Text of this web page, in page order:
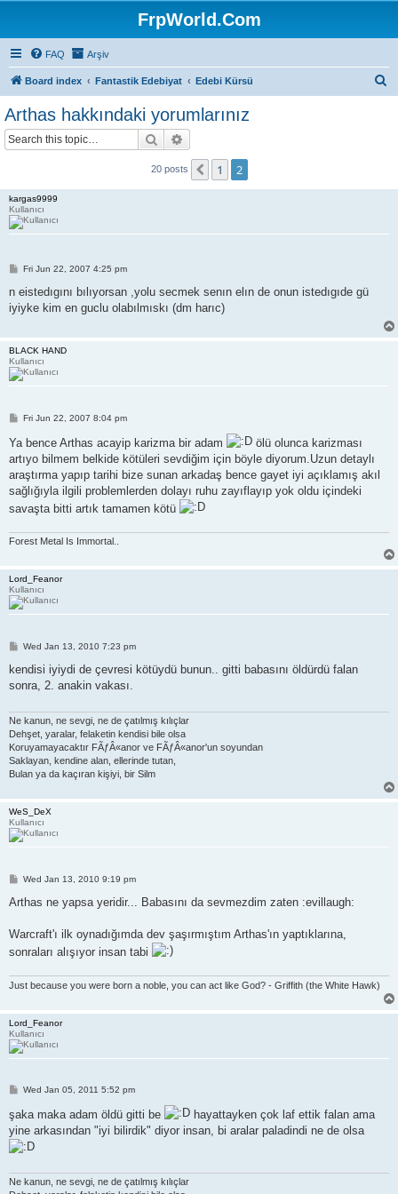
FrpWorld.Com
FAQ Arşiv
Board index Fantastik Edebiyat Edebi Kürsü
Arthas hakkındaki yorumlarınız
Search
20 posts Previous
1 2
kargas9999
Kullanıcı
P
s
Fri Jun 22, 2007 4:25 pm
n eistedıgını bılıyorsan ,yolu secmek senın elın de onun istedıgıde gü
iyiyke kim en guclu olabılmıskı (dm harıc)
BLACK HAND
Kullanıcı
P
t
Fri Jun 22, 2007 8:04 pm
Ya bence Arthas acayip karizma bir adam
ölü olunca karizması
artıyo bilmem belkide kötüleri sevdiğim için böyle diyorum.Uzun detaylı
araştırma yapıp tarihi bize sunan arkadaş bence gayet iyi açıklamış akıl
sağlığıyla ilgili problemlerden dolayı ruhu zayıflayıp yok oldu içindeki
savaşta bitti artık tamamen kötü
Forest Metal Is Immortal..
Lord_Feanor
Kullanıcı
P
s
Wed Jan 13, 2010 7:23 pm
kendisi iyiydi de çevresi kötüydü bunun.. gitti babasını öldürdü falan
sonra, 2. anakin vakası.
Ne kanun, ne sevgi, ne de çatılmış kılıçlar
Dehşet, yaralar, felaketin kendisi bile olsa
Koruyamayacaktır FÃƒÂ«anor ve FÃƒÂ«anor'un soyundan
Saklayan, kendine alan, ellerinde tutan,
Bulan ya da kaçıran kişiyi, bir Silm
WeS_DeX
Kullanıcı
P
s
Wed Jan 13, 2010 9:19 pm
Arthas ne yapsa yeridir... Babasını da sevmezdim zaten :evillaugh:
Warcraft'ı ilk oynadığımda dev şaşırmıştım Arthas'ın yaptıklarına,
sonraları alışıyor insan tabi
Just because you were born a noble, you can act like God? - Griffith (the White Hawk)
Lord_Feanor
Kullanıcı
P
s
t
Wed Jan 05, 2011 5:52 pm
şaka maka adam öldü gitti be
hayattayken çok laf ettik falan ama
yine arkasından "iyi bilirdik" diyor insan, bi aralar paladindi ne de olsa
Ne kanun, ne sevgi, ne de çatılmış kılıçlar